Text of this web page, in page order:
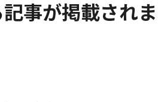
事が掲載され